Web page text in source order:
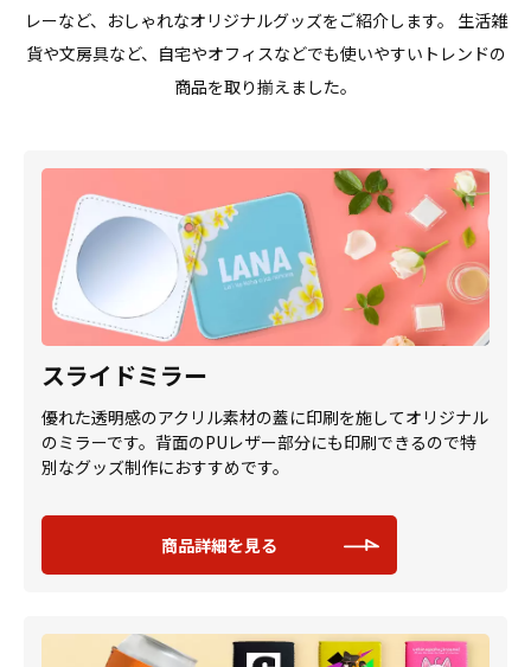
レーなど、おしゃれなオリジナルグッズをご紹介します。 生活雑
貨や文房具など、自宅やオフィスなどでも使いやすいトレンドの
商品を取り揃えました。
スライドミラー
優れた透明感のアクリル素材の蓋に印刷を施してオリジナル
のミラーです。背面のPUレザー部分にも印刷できるので特
別なグッズ制作におすすめです。
商品詳細を見る